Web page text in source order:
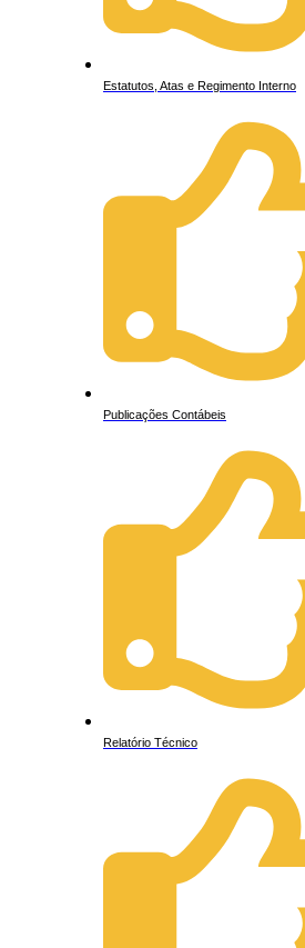
Estatutos, Atas e Regimento Interno
Publicações Contábeis
Relatório Técnico